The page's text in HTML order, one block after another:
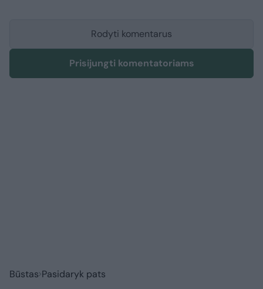
Rodyti komentarus
Prisijungti komentatoriams
Būstas Pasidaryk pats